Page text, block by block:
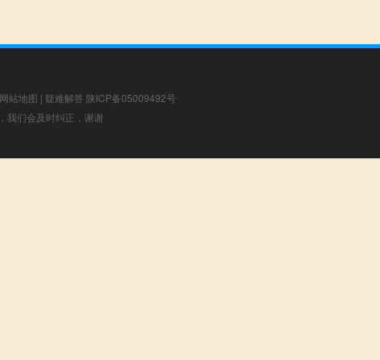
网站地图 | 疑难解答 陕ICP备05009492号
我们会及时纠正，谢谢